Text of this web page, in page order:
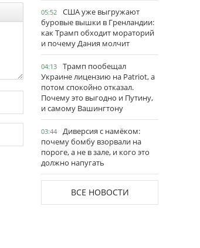
05:52
США уже выгружают
буровые вышки в Гренландии:
как Трамп обходит мораторий
и почему Дания молчит
04:13
Трамп пообещал
Украине лицензию на Patriot, а
потом спокойно отказал.
Почему это выгодно и Путину,
и самому Вашингтону
03:44
Диверсия с намёком:
почему бомбу взорвали на
пороге, а не в зале, и кого это
должно напугать
ВСЕ НОВОСТИ